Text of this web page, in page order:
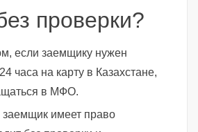
проверки?
если заемщику нужен
часа на карту в Казахстане,
в МФО.
имеет право